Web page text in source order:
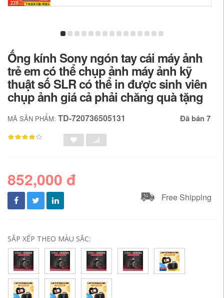
Ống kính Sony ngón tay cái máy ảnh
trẻ em có thể chụp ảnh máy ảnh kỹ
thuật số SLR có thể in được sinh viên
chụp ảnh giá cả phải chăng quà tặng
MÃ SẢN PHẨM: TD-720736505131 Đã bán 7
852,000 đ
Free Shipping
SẮP XẾP THEO MÀU SẮC: